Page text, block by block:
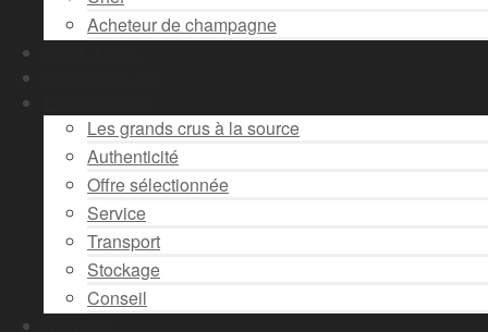
Acheteur de champagne
Les grands crus à la source
Authenticité
Offre sélectionnée
Service
Transport
Stockage
Conseil